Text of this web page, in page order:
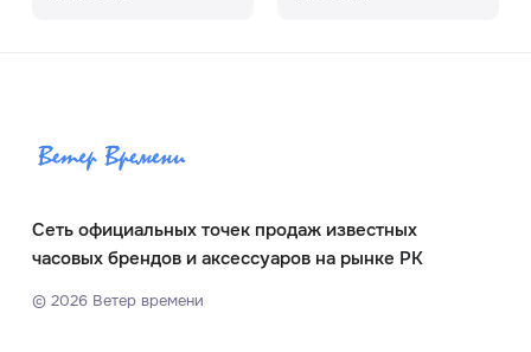
Сеть официальных точек продаж известных
часовых брендов и аксессуаров на рынке РК
© 2026Ветер времени